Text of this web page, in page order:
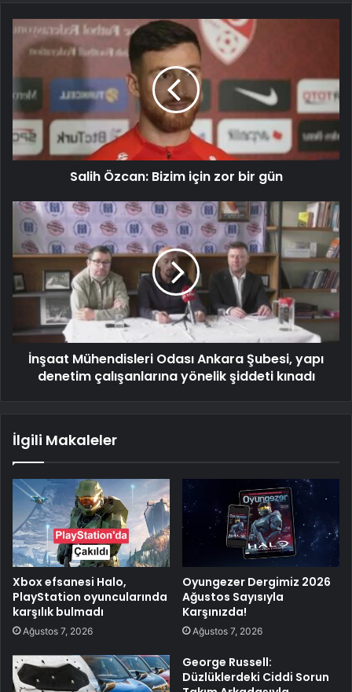
Salih Özcan: Bizim için zor bir gün
İnşaat Mühendisleri Odası Ankara Şubesi, yapı
denetim çalışanlarına yönelik şiddeti kınadı
İlgili Makaleler
Xbox efsanesi Halo,
PlayStation oyuncularında
karşılık bulmadı
Ağustos 7, 2026
Oyungezer Dergimiz 2026
Ağustos Sayısıyla
Karşınızda!
Ağustos 7, 2026
George Russell:
Düzlüklerdeki Ciddi Sorun